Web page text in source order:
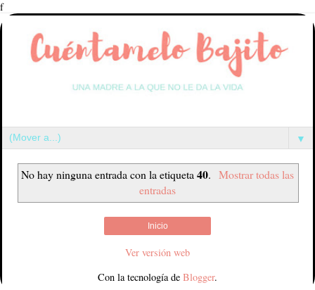
f
▼
No hay ninguna entrada con la etiqueta40. Mostrar todas las
entradas
Inicio
Ver versión web
Con la tecnología de Blogger.